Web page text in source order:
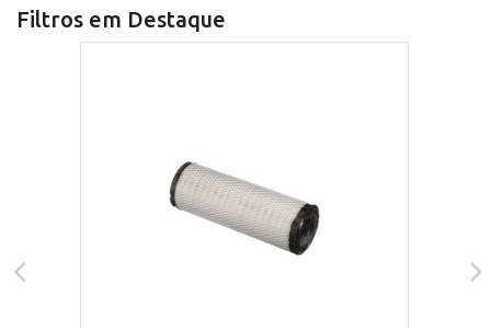
Filtros em Destaque